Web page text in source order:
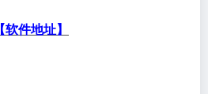
【软件地址】